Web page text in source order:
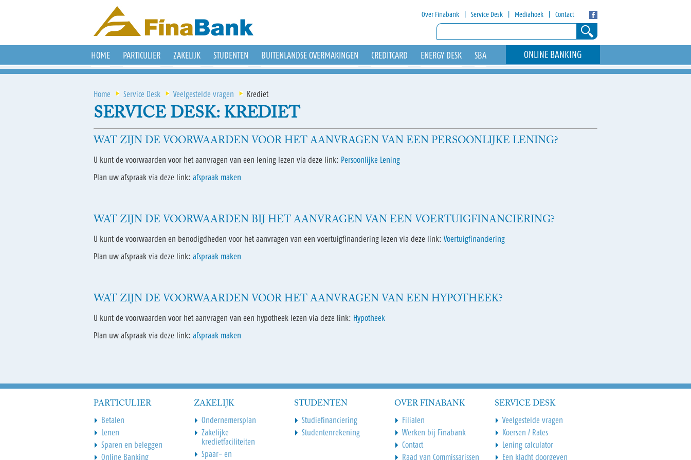
Over Finabank Service Desk Mediahoek Contact
HOME PARTICULIER ZAKELIJK STUDENTEN BUITENLANDSE OVERMAKINGEN CREDITCARD ENERGY DESK SBA ONLINE BANKING
Home Service Desk Veelgestelde vragen Krediet
SERVICE DESK: KREDIET
WAT ZIJN DE VOORWAARDEN VOOR HET AANVRAGEN VAN EEN PERSOONLIJKE LENING?
U kunt de voorwaarden voor het aanvragen van een lening lezen via deze link: Persoonlijke Lening
Plan uw afspraak via deze link: afspraak maken
WAT ZIJN DE VOORWAARDEN BIJ HET AANVRAGEN VAN EEN VOERTUIGFINANCIERING?
U kunt de voorwaarden en benodigdheden voor het aanvragen van een voertuigfinanciering lezen via deze link: Voertuigfinanciering
Plan uw afspraak via deze link: afspraak maken
WAT ZIJN DE VOORWAARDEN VOOR HET AANVRAGEN VAN EEN HYPOTHEEK?
U kunt de voorwaarden voor het aanvragen van een hypotheek lezen via deze link: Hypotheek
Plan uw afspraak via deze link: afspraak maken
PARTICULIER
Betalen
Lenen
Sparen en beleggen
Online Banking
ZAKELIJK
Ondernemersplan
Zakelijke
kredietfaciliteiten
Spaar- en
STUDENTEN
Studiefinanciering
Studentenrekening
OVER FINABANK
Filialen
Werken bij Finabank
Contact
Raad van Commissarissen
SERVICE DESK
Veelgestelde vragen
Koersen / Rates
Lening calculator
Een klacht doorgeven